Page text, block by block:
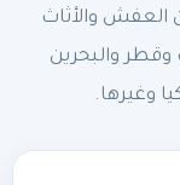
والأثاث
وقطر والبحرين
وغيرها.